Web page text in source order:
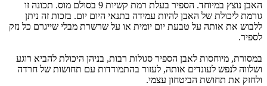
האבן נוצץ במיוחד. הספיר בעלת רמת קשיות 9 בסולם מוס. תכונה זו
גורמת ליכולת של האבן להיות עמידה בתנאי היום יום. בזכות זה ניתן
ללבוש את אותה על טבעת יום יומית או על שרשרת מבלי שייגרם כל נזק
לספיר.
במסורת, מיוחסות לאבן הספיר סגולות רבות, בניהן היכולת להביא רוגע
ושלווה לנפש לעונדים אותה, לעזור בהתמודדות עם תחושות של חרדה
ולחזק את תחושת הביטחון עצמי.